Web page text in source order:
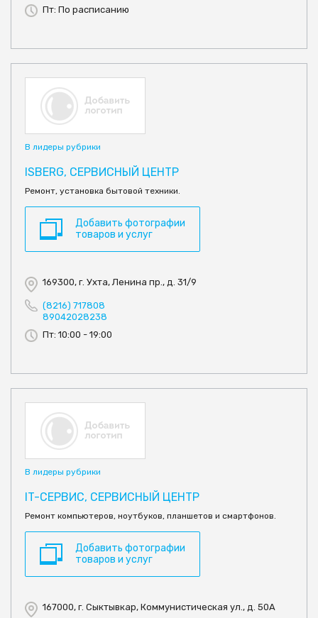
Пт: По расписанию
В лидеры рубрики
ISBERG, СЕРВИСНЫЙ ЦЕНТР
Ремонт, установка бытовой техники.
Добавить фотографии
товаров и услуг
169300, г. Ухта, Ленина пр., д. 31/9
(8216) 717808
89042028238
Пт: 10:00 - 19:00
В лидеры рубрики
IT-СЕРВИС, СЕРВИСНЫЙ ЦЕНТР
Ремонт компьютеров, ноутбуков, планшетов и смартфонов.
Добавить фотографии
товаров и услуг
167000, г. Сыктывкар, Коммунистическая ул., д. 50А